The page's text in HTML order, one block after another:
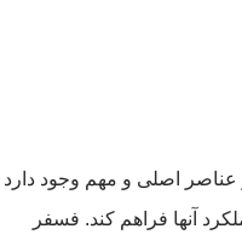
اصلی و مهم وجود دارد
آنها فراهم کند. فسفر